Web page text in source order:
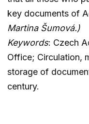
key documents of
Martina Šumová.)
Keywords: Czech
Office; Circulation,
storage of
century.